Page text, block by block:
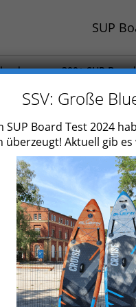
SUP
300+ SUP
Auch Paddel
Marina
Modelle
SSV: Große
SUP Board Test 2024
überzeugt! Aktuell gib